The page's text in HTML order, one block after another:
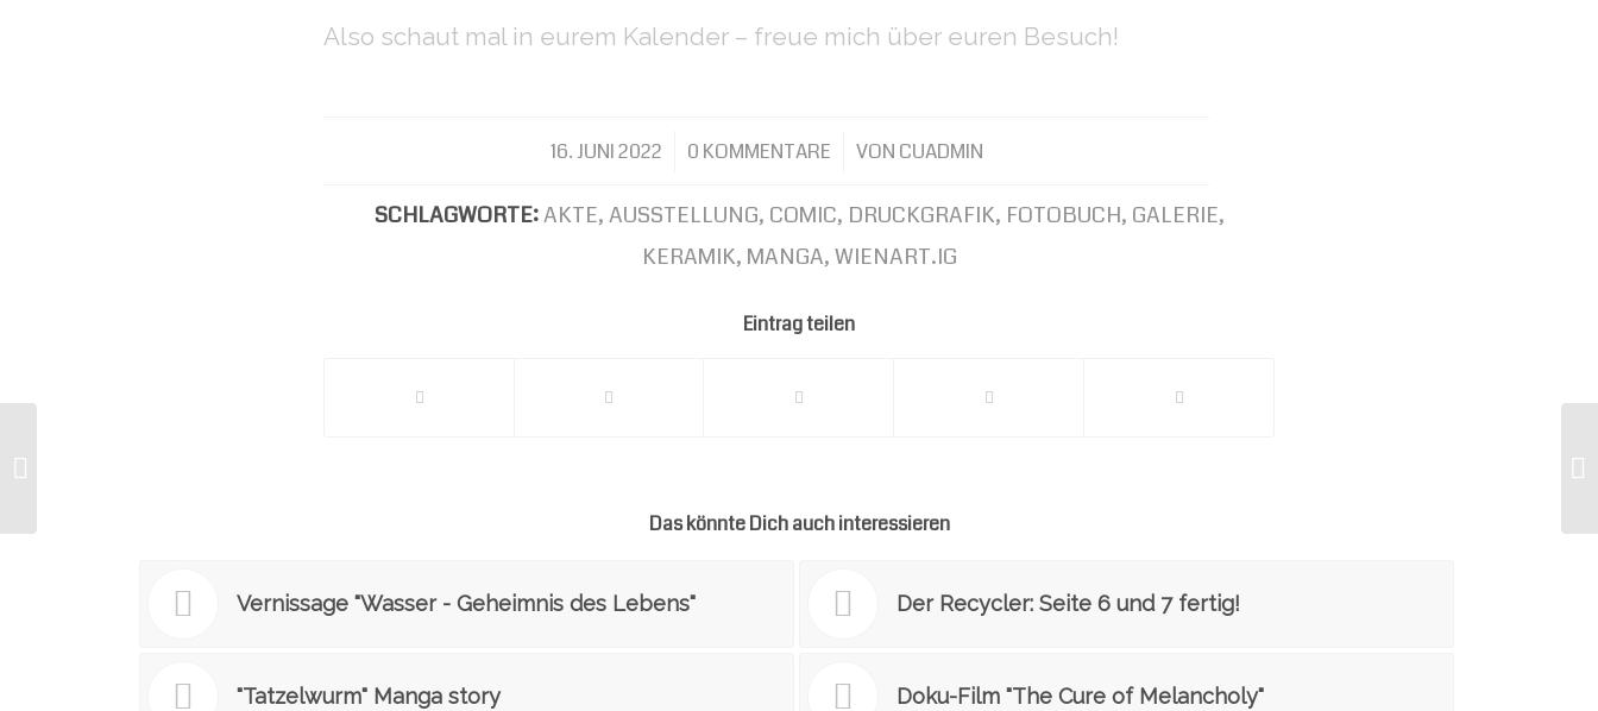
Also schaut mal in eurem Kalender – freue mich über euren Besuch!
16. JUNI 2022
/ 0 KOMMENTARE
/ VON CUADMIN
SCHLAGWORTE:AKTE,AUSSTELLUNG, COMIC, DRUCKGRAFIK, FOTOBUCH, GALERIE,
KERAMIK, MANGA,WIENART.IG
Eintrag teilen
Das könnte Dich auch interessieren
Vernissage "Wasser - Geheimnis des Lebens" Der Recycler: Seite 6 und 7 fertig!
"Tatzelwurm" Manga story Doku-Film "The Cure of Melancholy"